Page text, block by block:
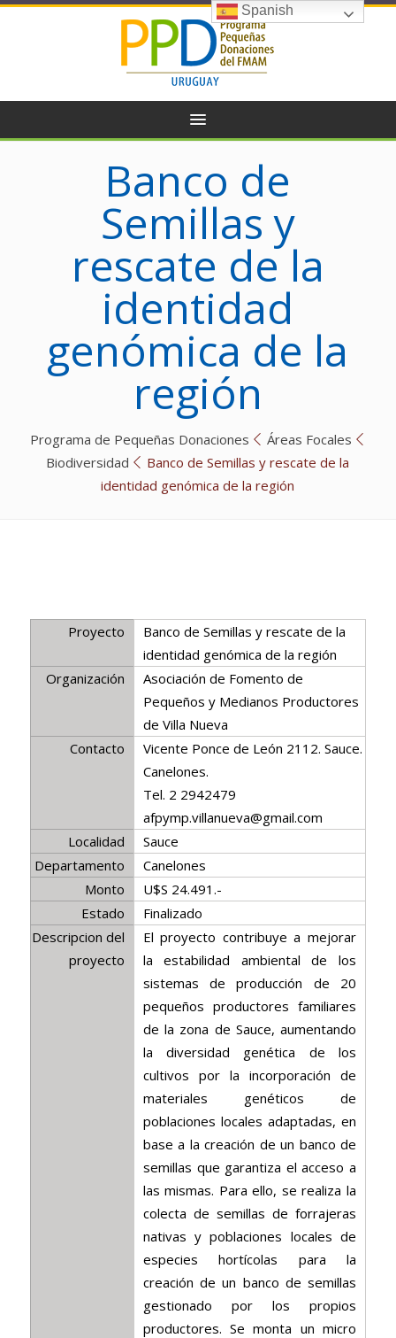
Banco de
Semillas y
rescate de la
identidad
genómica de la
región
Programa de Pequeñas Donaciones
Áreas Focales
Biodiversidad
Banco de Semillas y rescate de la
identidad genómica de la región
Proyecto
Banco de Semillas y rescate de la
identidad genómica de la región
Organización
Asociación de Fomento de
Pequeños y Medianos Productores
de Villa Nueva
Contacto
Vicente Ponce de León 2112. Sauce.
Canelones.
Tel. 2 2942479
afpymp.villanueva@gmail.com
Localidad
Sauce
Departamento
Canelones
Monto
U$S 24.491.-
Estado
Finalizado
Descripcion del
proyecto
El proyecto contribuye a mejorar
la estabilidad ambiental de los
sistemas de producción de 20
pequeños productores familiares
de la zona de Sauce, aumentando
la diversidad genética de los
cultivos por la incorporación de
materiales genéticos de
poblaciones locales adaptadas, en
base a la creación de un banco de
semillas que garantiza el acceso a
las mismas. Para ello, se realiza la
colecta de semillas de forrajeras
nativas y poblaciones locales de
especies hortícolas para la
creación de un banco de semillas
gestionado por los propios
productores. Se monta un micro
Spanish